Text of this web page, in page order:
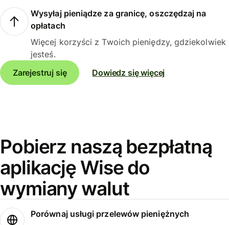
Wysyłaj pieniądze za granicę, oszczędzaj na
opłatach
Więcej korzyści z Twoich pieniędzy, gdziekolwiek
jesteś.
Zarejestruj się
Dowiedz się więcej
Pobierz naszą bezpłatną
aplikację Wise do
wymiany walut
Porównaj usługi przelewów pieniężnych